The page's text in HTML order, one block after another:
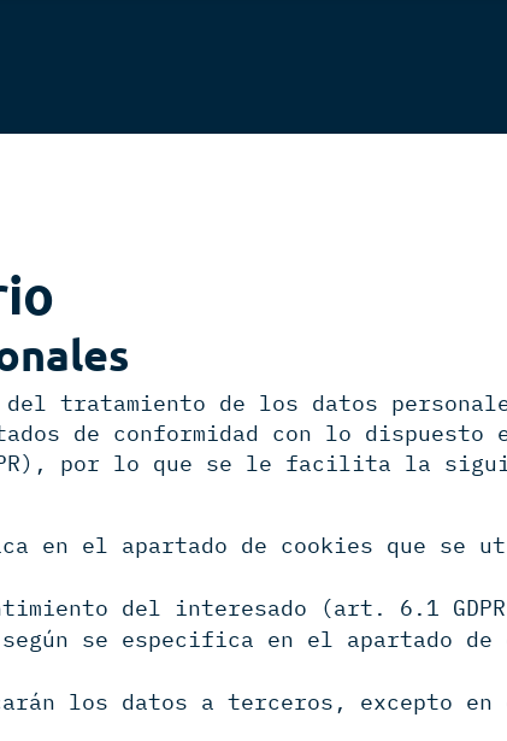
del tratamiento de los datos
de conformidad con lo dispuesto
por lo que se le facilita la
en el apartado de cookies que se
del interesado (art. 6.1
se especifica en el apartado
los datos a terceros, excepto en